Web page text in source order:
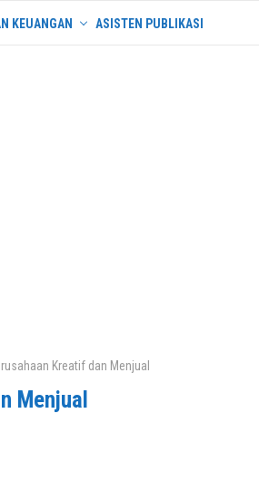
KEUANGAN ASISTEN PUBLIKASI
Kreatif dan Menjual
Menjual